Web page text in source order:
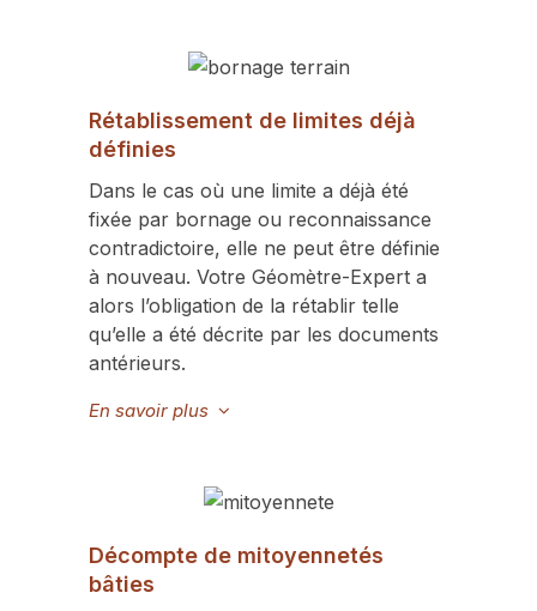
Rétablissement de limites déjà
définies
Dans le cas où une limite a déjà été
fixée par bornage ou reconnaissance
contradictoire, elle ne peut être définie
à nouveau. Votre Géomètre-Expert a
alors l’obligation de la rétablir telle
qu’elle a été décrite par les documents
antérieurs.
En savoir plus
Décompte de mitoyennetés
bâties